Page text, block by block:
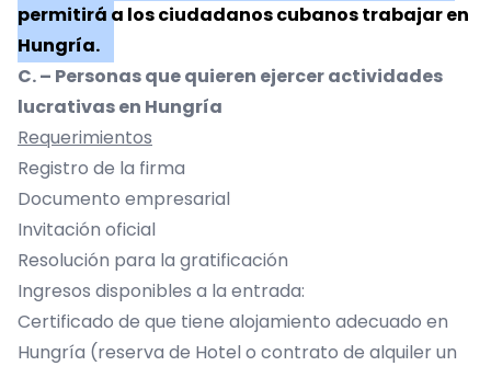
permitirá a los ciudadanos cubanos trabajar en
Hungría.
C. – Personas que quieren ejercer actividades
lucrativas en Hungría
Requerimientos
Registro de la firma
Documento empresarial
Invitación oficial
Resolución para la gratificación
Ingresos disponibles a la entrada:
Certificado de que tiene alojamiento adecuado en
Hungría (reserva de Hotel o contrato de alquiler un